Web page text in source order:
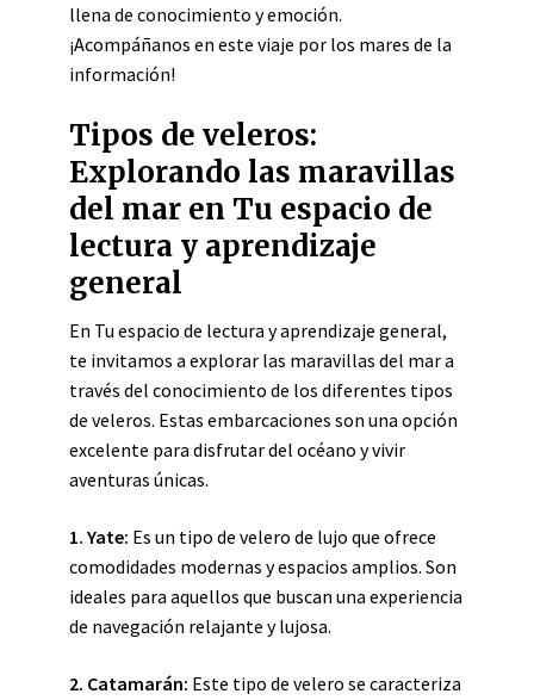
llena de conocimiento y emoción.
¡Acompáñanos en este viaje por los mares de la
información!
Tipos de veleros:
Explorando las maravillas
del mar en Tu espacio de
lectura y aprendizaje
general
En Tu espacio de lectura y aprendizaje general,
te invitamos a explorar las maravillas del mar a
través del conocimiento de los diferentes tipos
de veleros. Estas embarcaciones son una opción
excelente para disfrutar del océano y vivir
aventuras únicas.
1. Yate: Es un tipo de velero de lujo que ofrece
comodidades modernas y espacios amplios. Son
ideales para aquellos que buscan una experiencia
de navegación relajante y lujosa.
2. Catamarán: Este tipo de velero se caracteriza